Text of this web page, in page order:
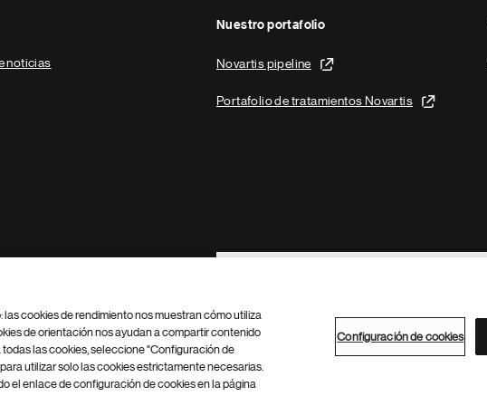
noticias
Nuestro portafolio
Novartis pipeline
Portafolio de tratamientos Novartis
Footer Site Search
Configuración de cookies Mapa del sitio
cookies de rendimiento nos muestran cómo utiliza
de orientación nos ayudan a compartir contenido
las cookies, seleccione "Configuración de
utilizar solo las cookies estrictamente necesarias.
el enlace de configuración de cookies en la página
Configuración de cookies